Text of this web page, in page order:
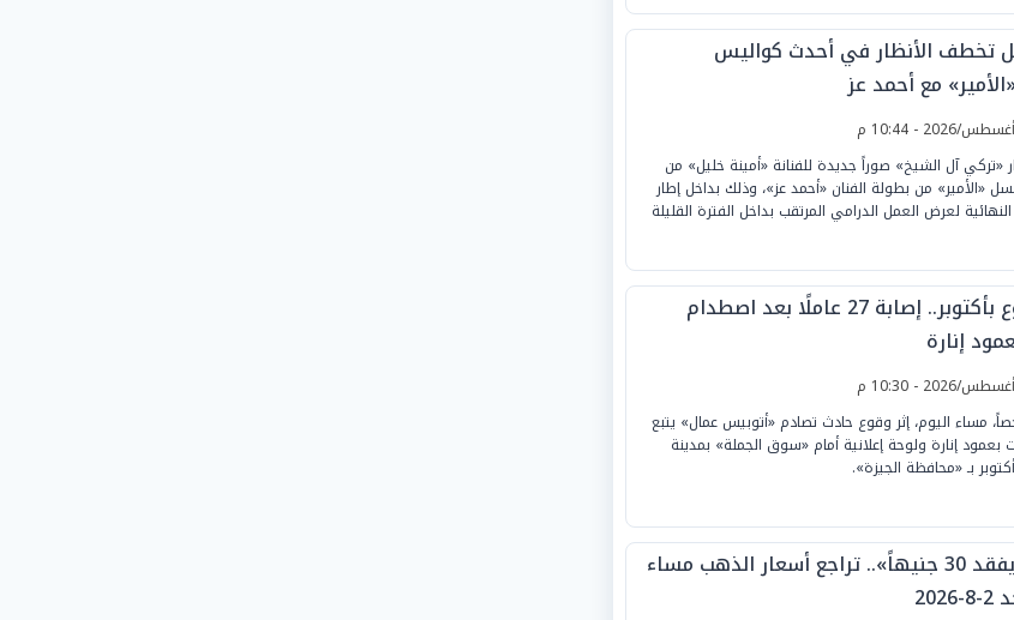
تخطف الأنظار في أحدث كواليس
مع أحمد عز
«تركي آل الشيخ» صوراً جديدة للفنانة «أمينة خليل» من
«الأمير» من بطولة الفنان «أحمد عز»، وذلك بداخل إطار
لعرض العمل الدرامي المرتقب بداخل الفترة القليلة
حادث مروع بأكتوبر.. إصابة 27 عاملًا بعد اصطدام
إنارة
27 شخصاً، مساء اليوم، إثر وقوع حادث تصادم «أتوبيس عمال» يتبع
بعمود إنارة ولوحة إعلانية أمام «سوق الجملة» بمدينة
بـ «محافظة الجيزة».
«عيار 21 يفقد 30 جنيهاً».. تراجع أسعار الذهب مساء